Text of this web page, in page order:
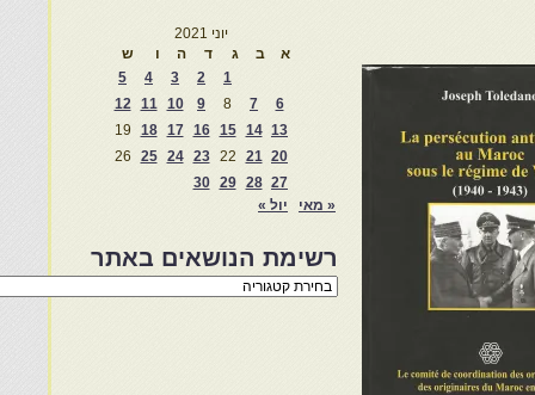
יוני 2021
א
ב ג ד ה ו
ש
1
2
3
4
5
6
7
8
9
10
11
12
13
14
15
16
17
18
19
20
21
22
23
24
25
26
27
28
29
30
« מאי
יול »
רשימת הנושאים באתר
רשימת
הנושאים